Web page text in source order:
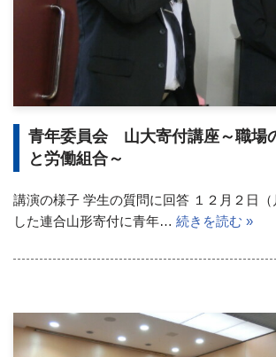
青年委員会 山大寄付講座～職場
と労働組合～
講演の様子 学生の質問に回答 １２月２日
した連合山形寄付に青年… 続きを読む »